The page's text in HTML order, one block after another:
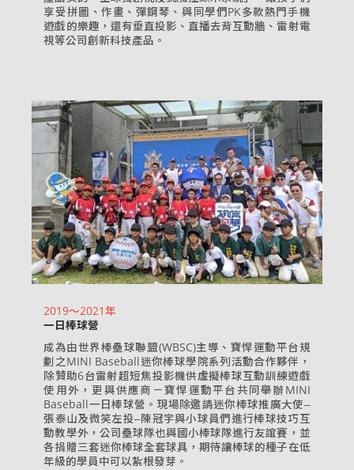
享受拼圖、作畫、彈鋼琴、與同學們PK多款熱門手機
遊戲的樂趣，還有垂直投影、直播去背互動牆、雷射電
視等公司創新科技產品。
2019～2021年
一日棒球營
成為由世界棒壘球聯盟(WBSC)主導、寶悍運動平台規
劃之MINI Baseball迷你棒球學院系列活動合作夥伴，
除贊助6台雷射超短焦投影機供虛擬棒球互動訓練遊戲
使用外，更與供應商－寶悍運動平台共同舉辦MINI
Baseball一日棒球營。現場除邀請迷你棒球推廣大使‒
張泰山及微笑左投‒陳冠宇與小球員們進行棒球技巧互
動教學外，公司壘球隊也與國小棒球隊進行友誼賽，並
各捐贈三套迷你棒球全套球具，期待讓棒球的種子在低
年級的學員中可以紮根發芽。